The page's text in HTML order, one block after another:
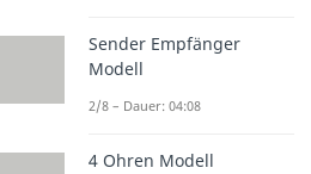
Sender Empfänger
Modell
2/8 – Dauer: 04:08
4 Ohren Modell